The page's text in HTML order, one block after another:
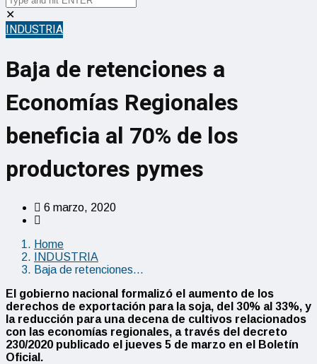
✕
INDUSTRIA
Baja de retenciones a
Economías Regionales
beneficia al 70% de los
productores pymes
6 marzo, 2020
Home
INDUSTRIA
Baja de retenciones…
El gobierno nacional formalizó el aumento de los
derechos de exportación para la soja, del 30% al 33%, y
la reducción para una decena de cultivos relacionados
con las economías regionales, a través del decreto
230/2020 publicado el jueves 5 de marzo en el Boletín
Oficial.